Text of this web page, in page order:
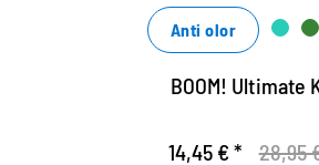
Anti olor
BOOM! Ultimate
14,45 € * 28,95